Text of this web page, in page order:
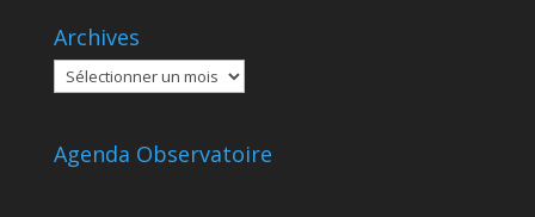
Archives
Archives
Agenda Observatoire